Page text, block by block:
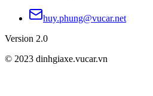
huy.phung@vucar.net
Version 2.0
© 2023 dinhgiaxe.vucar.vn